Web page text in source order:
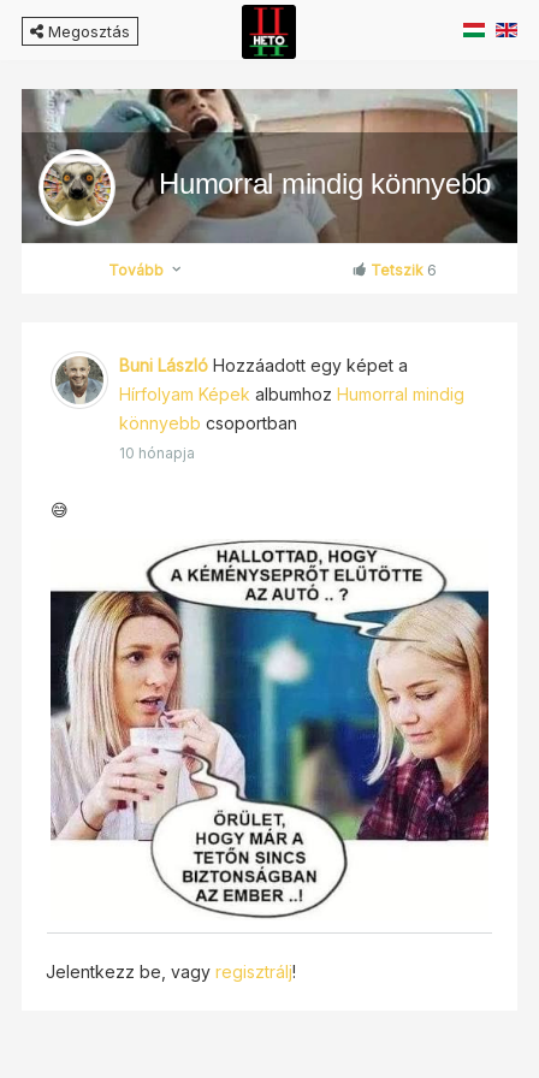
Megosztás
Humorral mindig könnyebb
Tovább Tetszik 6
Buni LászlóHozzáadott egy képet a
Hírfolyam Képek albumhoz Humorral mindig
könnyebb csoportban
10 hónapja
😅
Jelentkezz be, vagy regisztrálj!